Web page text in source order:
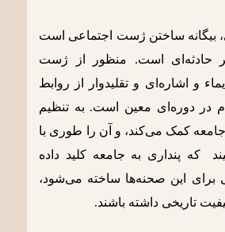
بیگانه ساختن ژست اجتماعی است
حادثه‌ای است. منظور از ژست
و اشاره‌ای و تقلیدوار از روابط
در دوره‌ای معین است. به تنظیم
کمک می‌کند، و آن را طوری با
که پنداری به جامعه کلید داده
برای این صحنه‌ها ساخته می‌شود،
تاریخی داشته باشند.